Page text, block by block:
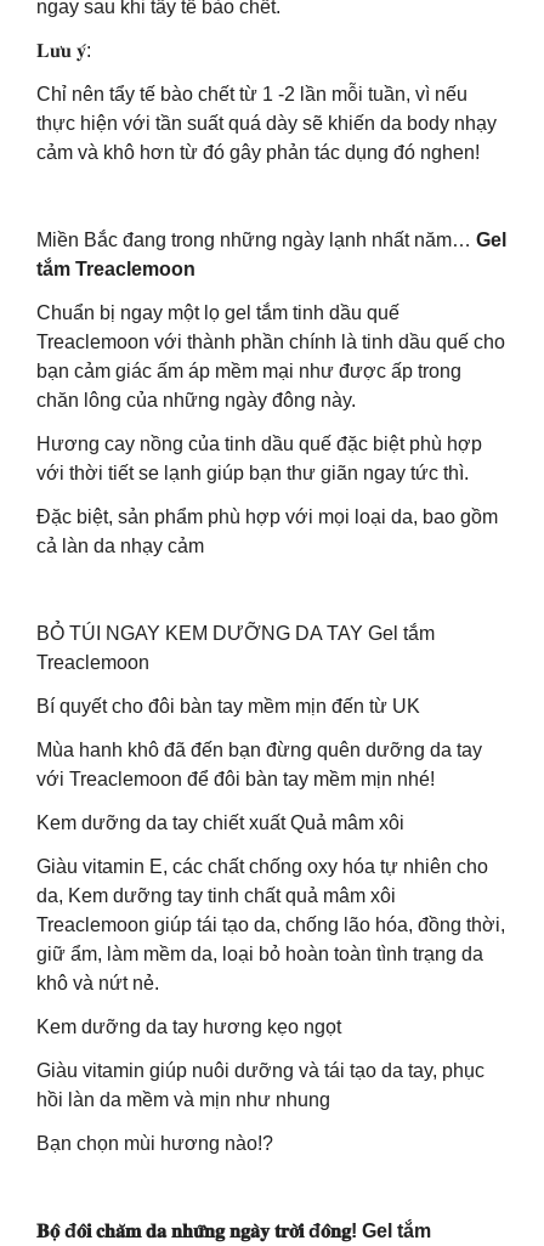
ngay sau khi tẩy tế bào chết.
𝐋𝐮̛𝐮 𝐲́:
Chỉ nên tẩy tế bào chết từ 1 -2 lần mỗi tuần, vì nếu
thực hiện với tần suất quá dày sẽ khiến da body nhạy
cảm và khô hơn từ đó gây phản tác dụng đó nghen!
Miền Bắc đang trong những ngày lạnh nhất năm… Gel
tắm Treaclemoon
Chuẩn bị ngay một lọ gel tắm tinh dầu quế
Treaclemoon với thành phần chính là tinh dầu quế cho
bạn cảm giác ấm áp mềm mại như được ấp trong
chăn lông của những ngày đông này.
Hương cay nồng của tinh dầu quế đặc biệt phù hợp
với thời tiết se lạnh giúp bạn thư giãn ngay tức thì.
Đặc biệt, sản phẩm phù hợp với mọi loại da, bao gồm
cả làn da nhạy cảm
BỎ TÚI NGAY KEM DƯỠNG DA TAY Gel tắm
Treaclemoon
Bí quyết cho đôi bàn tay mềm mịn đến từ UK
Mùa hanh khô đã đến bạn đừng quên dưỡng da tay
với Treaclemoon để đôi bàn tay mềm mịn nhé!
Kem dưỡng da tay chiết xuất Quả mâm xôi
Giàu vitamin E, các chất chống oxy hóa tự nhiên cho
da, Kem dưỡng tay tinh chất quả mâm xôi
Treaclemoon giúp tái tạo da, chống lão hóa, đồng thời,
giữ ẩm, làm mềm da, loại bỏ hoàn toàn tình trạng da
khô và nứt nẻ.
Kem dưỡng da tay hương kẹo ngọt
Giàu vitamin giúp nuôi dưỡng và tái tạo da tay, phục
hồi làn da mềm và mịn như nhung
Bạn chọn mùi hương nào!?
𝐁𝐨̣̂ đ𝐨̂𝐢 𝐜𝐡𝐚̆𝐦 𝐝𝐚 𝐧𝐡𝐮̛̃𝐧𝐠 𝐧𝐠𝐚̀𝐲 𝐭𝐫𝐨̛̀𝐢 đ𝐨̂𝐧𝐠! Gel tắm